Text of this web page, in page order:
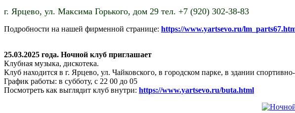
г. Ярцево, ул. Максима Горького, дом 29 тел. +7 (920) 302-38-83
Подробности на нашей фирменной странице: https://www.yartsevo.ru/
25.03.2025 года. Ночной клуб приглашает
Клубная музыка, дискотека.
Клуб находится в г. Ярцево, ул. Чайковского, в городском парке, в здании
График работы: в субботу, с 22 00 до 05
Посмотреть как выглядит клуб внутри: https://www.yartsevo.ru/buta.html